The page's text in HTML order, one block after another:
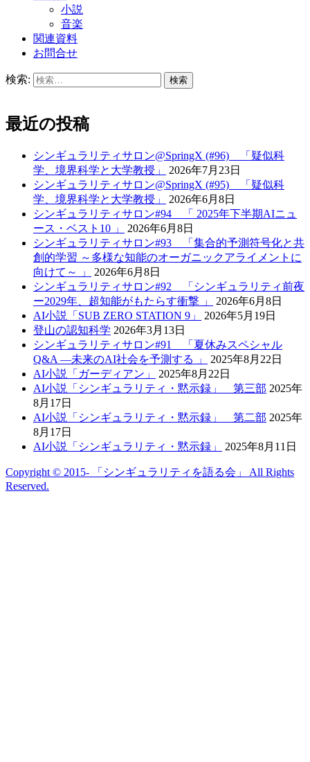
小説
音楽
関連資料
お問合せ
検索:
最近の投稿
シンギュラリティサロン@SpringX (#96) 「疑似科
学、境界科学と大学教授」
2026年7月23日
シンギュラリティサロン@SpringX (#95) 「疑似科
学、境界科学と大学教授」
2026年6月8日
シンギュラリティサロン#94 「 2025年下半期AIニュ
ース・ベスト10 」
2026年6月8日
シンギュラリティサロン#93 「集合的予測符号化と共
創的学習 ～多様な知能のオーガニックアライメントに
向けて～ 」
2026年6月8日
シンギュラリティサロン#92 「シンギュラリティ前夜
ー2029年、超知能がもたらす衝撃 」
2026年6月8日
AI小説「SUB ZERO STATION 9」
2026年5月19日
登山の認知科学 2026年3月13日
シンギュラリティサロン#91 「夏休みスペシャル
Q&A —未来のAI社会を予測する 」
2025年8月22日
AI小説「ガーディアン」
2025年8月22日
AI小説「シンギュラリティ・黙示録」 第三部 2025年
8月17日
AI小説「シンギュラリティ・黙示録」 第二部 2025年
8月17日
AI小説「シンギュラリティ・黙示録」
2025年8月11日
Copyright © 2015- 「シンギュラリティを語る会」 All Rights
Reserved.